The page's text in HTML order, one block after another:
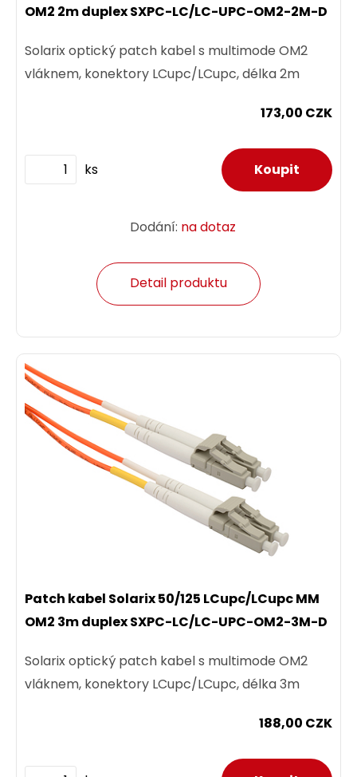
OM2 2m duplex SXPC-LC/LC-UPC-OM2-2M-D
Solarix optický patch kabel s multimode OM2
vláknem, konektory LCupc/LCupc, délka 2m
173,00 CZK
ks
Dodání: na dotaz
Detail produktu
Patch kabel Solarix 50/125 LCupc/LCupc MM
OM2 3m duplex SXPC-LC/LC-UPC-OM2-3M-D
Solarix optický patch kabel s multimode OM2
vláknem, konektory LCupc/LCupc, délka 3m
188,00 CZK